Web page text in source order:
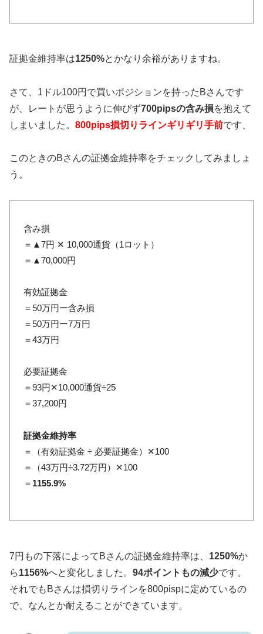
証拠金維持率は1250%とかなり余裕がありますね。
さて、1ドル100円で買いポジションを持ったBさんです
が、レートが思うように伸びず700pipsの含み損を抱えて
しまいました。 800pips損切りラインギリギリ手前です、
このときのBさんの証拠金維持率をチェックしてみましょ
う。
含み損
＝▲7円 ✕ 10,000通貨（1ロット）
＝▲70,000円
有効証拠金
＝50万円ー含み損
＝50万円ー7万円
＝43万円
必要証拠金
＝93円✕10,000通貨÷25
＝37,200円
証拠金維持率
＝（有効証拠金 ÷ 必要証拠金）✕100
＝（43万円÷3.72万円）✕100
＝ 1155.9%
7円もの下落によってBさんの証拠金維持率は、 1250%か
ら1156%へと変化しました。 94ポイントもの減少です。
それでもBさんは損切りラインを800pispに定めているの
で、なんとか耐えることができています。